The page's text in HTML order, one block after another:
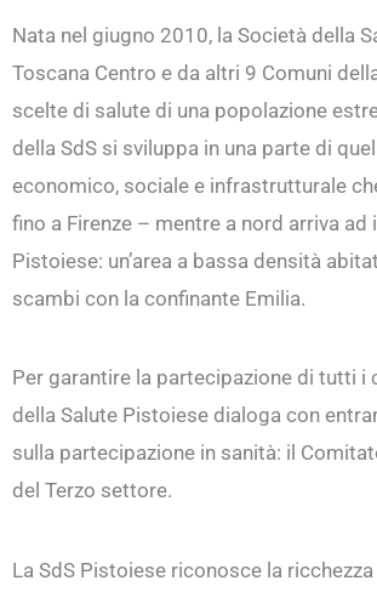
Nata nel giugno 2010, la Società della
Toscana Centro e da altri 9 Comuni
scelte di salute di una popolazione
della SdS si sviluppa in una parte di
economico, sociale e infrastrutturale
fino a Firenze – mentre a nord arriva
Pistoiese: un’area a bassa densità
scambi con la confinante Emilia.
Per garantire la partecipazione di tutti
della Salute Pistoiese dialoga con
sulla partecipazione in sanità: il
del Terzo settore.
La SdS Pistoiese riconosce la